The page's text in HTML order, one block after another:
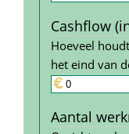
Cashflow
Hoeveel
het eind van
Aantal